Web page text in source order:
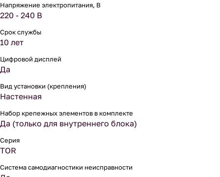
Напряжение электропитания, В
220 - 240 В
Срок службы
10 лет
Цифровой дисплей
Да
Вид установки (крепления)
Настенная
Набор крепежных элементов в комплекте
Да (только для внутреннего блока)
Серия
TOR
Система самодиагностики неисправности